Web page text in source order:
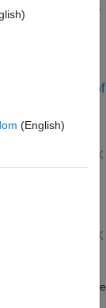
て最適化し、アレ
and Design of
and design
ライブ スクリプトを開く
Antenna Using
using genetic
ライブ スクリプトを開く
Uda Antenna
a custom objective
(English)